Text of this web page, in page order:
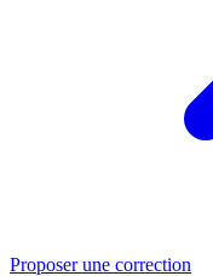
Proposer une correction